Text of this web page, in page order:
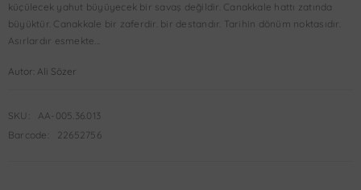
küçülecek yahut büyüyecek bir savaş değildir. Canakkale hattı zatında
büyüktür. Canakkale bir zaferdir. bir destandır. Tarihin dönüm noktasıdır.
Asırlardır esmekte...
Autor: Ali Sözer
SKU:
AA-005.36.013
Barcode:
22652756